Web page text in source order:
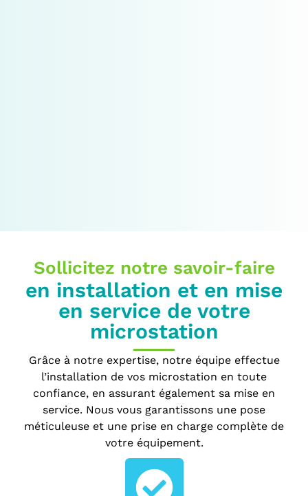
Sollicitez notre savoir-faire
en installation et en mise
en service de votre
microstation
Grâce à notre expertise, notre équipe effectue
l’installation de vos microstation en toute
confiance, en assurant également sa mise en
service. Nous vous garantissons une pose
méticuleuse et une prise en charge complète de
votre équipement.